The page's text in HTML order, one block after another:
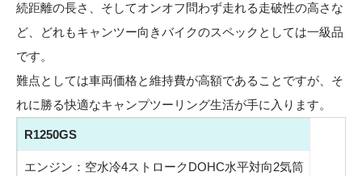
続距離の長さ、そしてオンオフ問わず走れる走破性の高さな
ど、どれもキャンツー向きバイクのスペックとしては一級品
です。
難点としては車両価格と維持費が高額であることですが、そ
れに勝る快適なキャンプツーリング生活が手に入ります。
R1250GS
エンジン：空水冷4ストロークDOHC水平対向2気筒